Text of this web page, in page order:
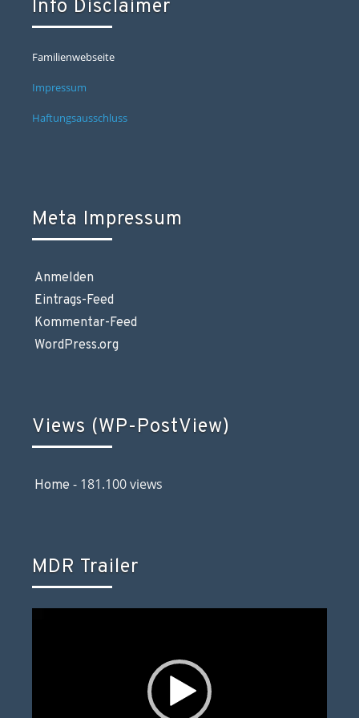
Info Disclaimer
Familienwebseite
Impressum
Haftungsausschluss
Meta Impressum
Anmelden
Eintrags-Feed
Kommentar-Feed
WordPress.org
Views (WP-PostView)
Home - 181.100 views
MDR Trailer